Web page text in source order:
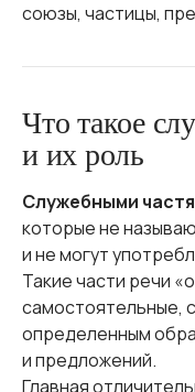
союзы, частицы,
Что такое
и их роль
Служебными
которые не
и не могут
Такие части речи
самостоятельные,
определенным
и предложений.
Главная